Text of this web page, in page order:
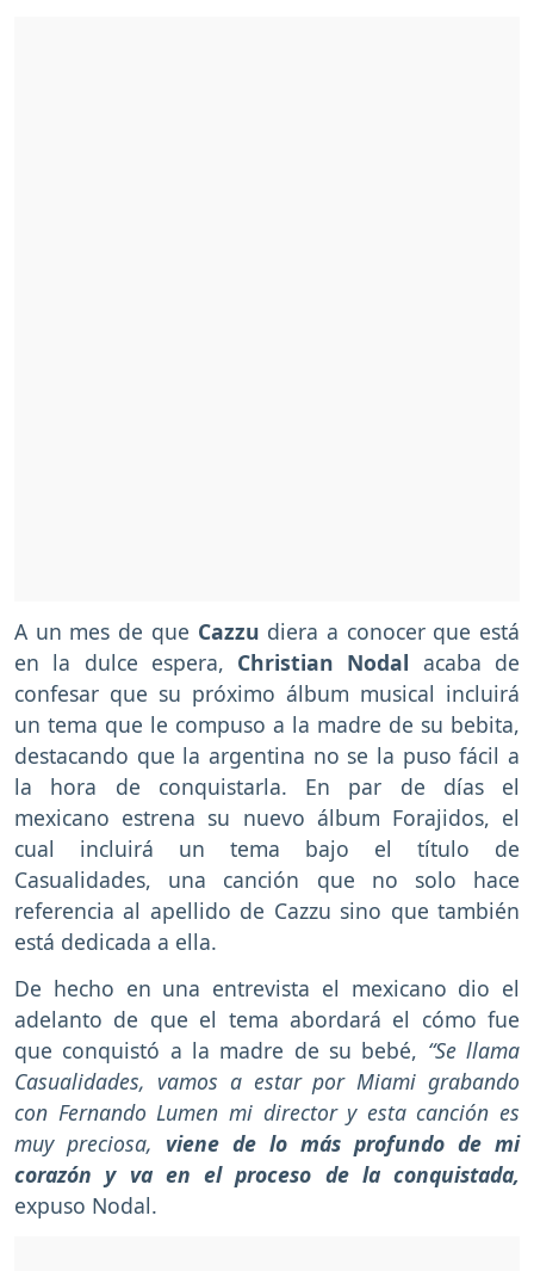
A un mes de que Cazzu diera a conocer que está
en la dulce espera, Christian Nodal acaba de
confesar que su próximo álbum musical incluirá
un tema que le compuso a la madre de su bebita,
destacando que la argentina no se la puso fácil a
la hora de conquistarla. En par de días el
mexicano estrena su nuevo álbum Forajidos, el
cual incluirá un tema bajo el título de
Casualidades, una canción que no solo hace
referencia al apellido de Cazzu sino que también
está dedicada a ella.
De hecho en una entrevista el mexicano dio el
adelanto de que el tema abordará el cómo fue
que conquistó a la madre de su bebé, “Se llama
Casualidades, vamos a estar por Miami grabando
con Fernando Lumen mi director y esta canción es
muy preciosa, viene de lo más profundo de mi
corazón y va en el proceso de la conquistada,
expuso Nodal.